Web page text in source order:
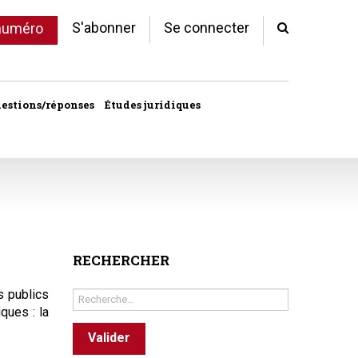
S'abonner Se connecter
réponses Études juridiques
publics
: la
RECHERCHER
Rechercher
Valider